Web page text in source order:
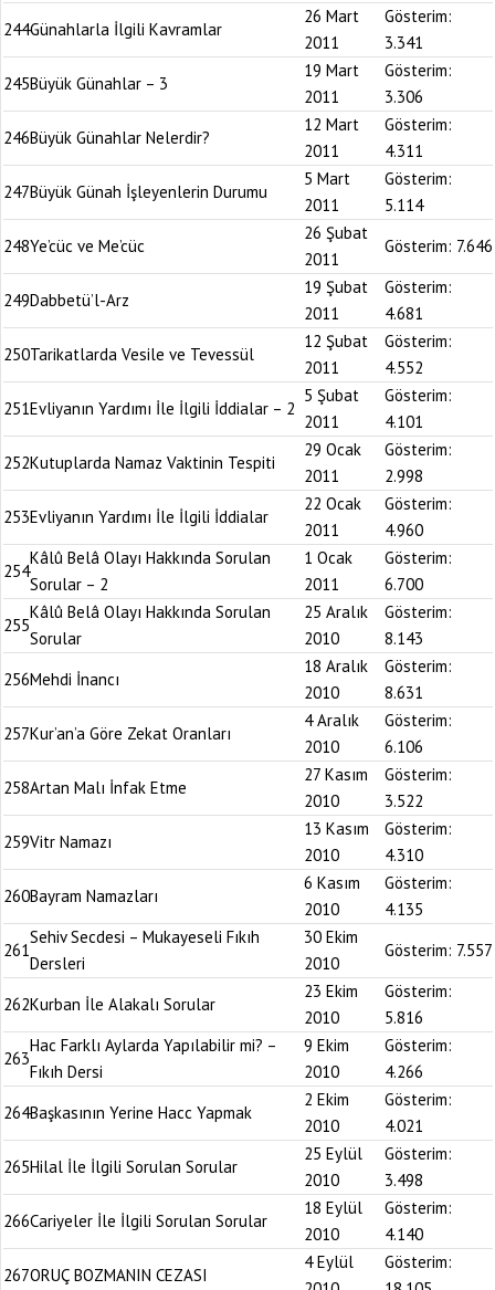
244Günahlarla İlgili Kavramlar
26 Mart
2011
Gösterim:
3.341
245Büyük Günahlar – 3
19 Mart
2011
Gösterim:
3.306
246Büyük Günahlar Nelerdir?
12 Mart
2011
Gösterim:
4.311
247Büyük Günah İşleyenlerin Durumu
5 Mart
2011
Gösterim:
5.114
248Ye’cüc ve Me’cüc
26 Şubat
2011
Gösterim: 7.646
249Dabbetü’l-Arz
19 Şubat
2011
Gösterim:
4.681
250Tarikatlarda Vesile ve Tevessül
12 Şubat
2011
Gösterim:
4.552
251Evliyanın Yardımı İle İlgili İddialar – 2
5 Şubat
2011
Gösterim:
4.101
252Kutuplarda Namaz Vaktinin Tespiti
29 Ocak
2011
Gösterim:
2.998
253Evliyanın Yardımı İle İlgili İddialar
22 Ocak
2011
Gösterim:
4.960
254
Kâlû Belâ Olayı Hakkında Sorulan
Sorular – 2
1 Ocak
2011
Gösterim:
6.700
255
Kâlû Belâ Olayı Hakkında Sorulan
Sorular
25 Aralık
2010
Gösterim:
8.143
256Mehdi İnancı
18 Aralık
2010
Gösterim:
8.631
257Kur’an’a Göre Zekat Oranları
4 Aralık
2010
Gösterim:
6.106
258Artan Malı İnfak Etme
27 Kasım
2010
Gösterim:
3.522
259Vitr Namazı
13 Kasım
2010
Gösterim:
4.310
260Bayram Namazları
6 Kasım
2010
Gösterim:
4.135
261
Sehiv Secdesi – Mukayeseli Fıkıh
Dersleri
30 Ekim
2010
Gösterim: 7.557
262Kurban İle Alakalı Sorular
23 Ekim
2010
Gösterim:
5.816
263
Hac Farklı Aylarda Yapılabilir mi? –
Fıkıh Dersi
9 Ekim
2010
Gösterim:
4.266
264Başkasının Yerine Hacc Yapmak
2 Ekim
2010
Gösterim:
4.021
265Hilal İle İlgili Sorulan Sorular
25 Eylül
2010
Gösterim:
3.498
266Cariyeler İle İlgili Sorulan Sorular
18 Eylül
2010
Gösterim:
4.140
267ORUÇ BOZMANIN CEZASI
4 Eylül
Gösterim: